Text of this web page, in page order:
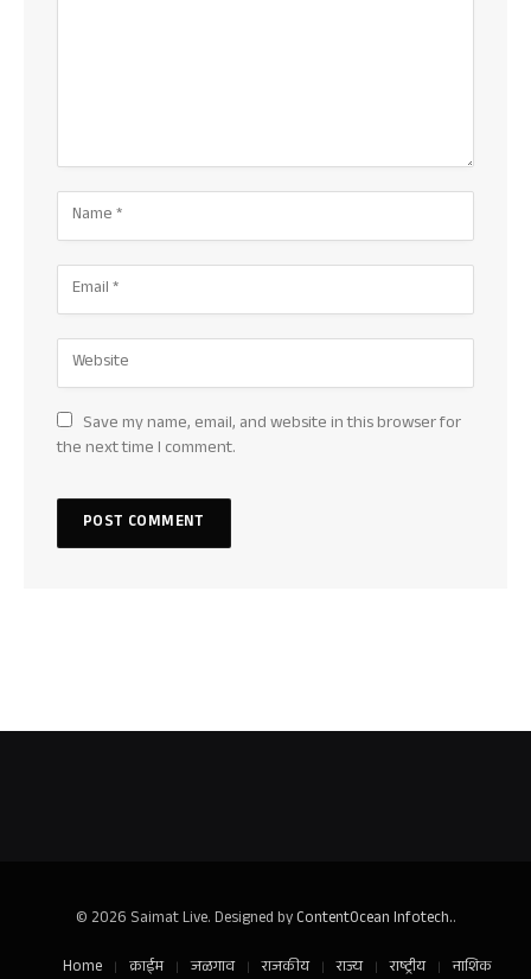
Save my name, email, and website in this browser for
the next time I comment.
© 2026 Saimat Live. Designed byContentOcean Infotech..
Home
क्राईम जळगाव राजकीय राज्य राष्ट्रीय नाशिक